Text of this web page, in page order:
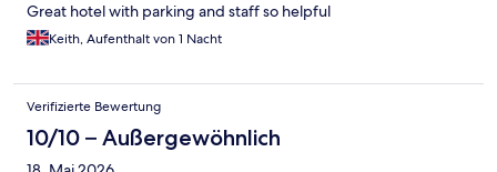
Great hotel with parking and staff so helpful
Keith, Aufenthalt von 1 Nacht
Verifizierte Bewertung
10/10 – Außergewöhnlich